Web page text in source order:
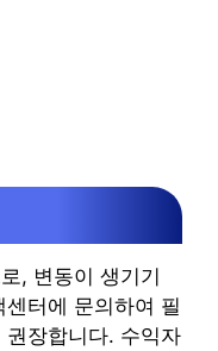
, 변동이 생기기
터에 문의하여 필
장합니다. 수익자